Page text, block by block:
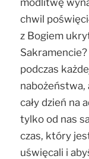
chwil
z Bogiem
podczas
nabożeństwa,
cały dzień na
tylko od nas
czas, który
uświęcali i